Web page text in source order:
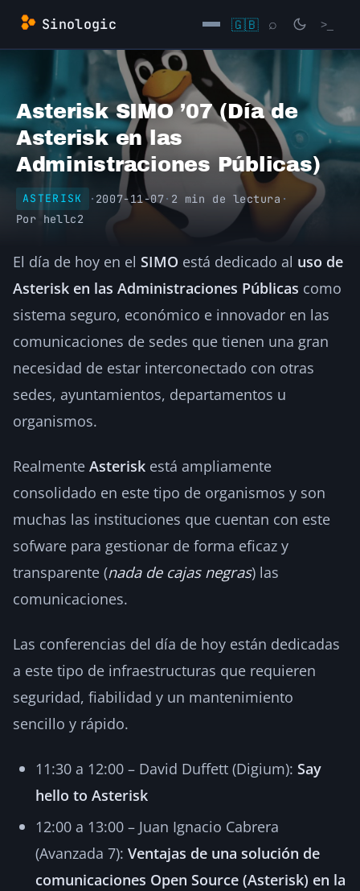
Saltar
contenido
Sinologic 🇬🇧 ⌕ >_
Asterisk SIMO ’07 (Día de
Asterisk en las
Administraciones Públicas)
ASTERISK · 2007-11-07· 2 min de lectura ·
Por hellc2
El día de hoy en el SIMO está dedicado al uso de
Asterisk en las Administraciones Públicas como
sistema seguro, económico e innovador en las
comunicaciones de sedes que tienen una gran
necesidad de estar interconectado con otras
sedes, ayuntamientos, departamentos u
organismos.
Realmente Asterisk está ampliamente
consolidado en este tipo de organismos y son
muchas las instituciones que cuentan con este
sofware para gestionar de forma eficaz y
transparente (nada de cajas negras) las
comunicaciones.
Las conferencias del día de hoy están dedicadas
a este tipo de infraestructuras que requieren
seguridad, fiabilidad y un mantenimiento
sencillo y rápido.
11:30 a 12:00 – David Duffett (Digium): Say
hello to Asterisk
12:00 a 13:00 – Juan Ignacio Cabrera
(Avanzada 7): Ventajas de una solución de
comunicaciones Open Source (Asterisk) en la